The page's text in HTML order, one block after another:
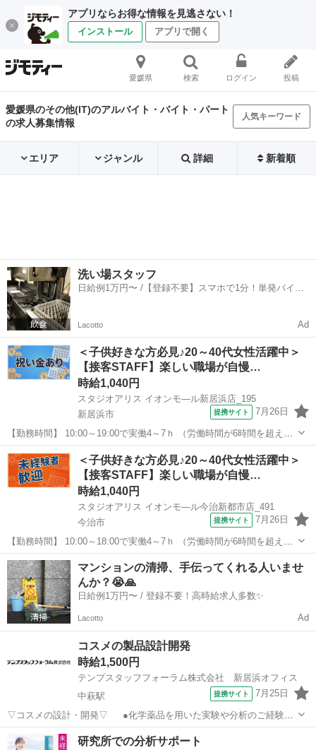
アプリならお得な情報を見逃さない！
インストール アプリで開く
愛媛県 検索 ログイン 投稿
愛媛県のその他(IT)のアルバイト・バイト・パート
の求人募集情報
人気キーワード
エリア ジャンル 詳細 新着順
洗い場スタッフ
日給例1万円〜 /【登録不要】スマホで1分！単発バイト
Lacotto Ad
＜子供好きな方必見♪20～40代女性活躍中＞
【接客STAFF】楽しい職場が自慢…
時給1,040円
スタジオアリス イオンモ—ル新居浜店_195
新居浜市
提携サイト 7月26日
【勤務時間】 10:00～19:00で実働4～7ｈ （労働時間が6時間を超えた
場合の休憩時間は法定通り） ◆土日含む週2日～・1日4ｈ～OK ◎残業
なし ◆シフトは毎月15日頃までに翌1ヵ月の 勤務不可日をスマホで
申告♪...
愛媛 新居浜市 その他
＜子供好きな方必見♪20～40代女性活躍中＞
【接客STAFF】楽しい職場が自慢…
時給1,040円
スタジオアリス イオンモ—ル今治新都市店_491
今治市
提携サイト 7月26日
【勤務時間】 10:00～18:00で実働4～7ｈ （労働時間が6時間を超えた
場合の休憩時間は法定通り） ◆土日含む週2日～・1日4ｈ～OK ◎残業
なし ◆シフトは毎月15日頃までに翌1ヵ月の 勤務不可日をスマホで
申告♪...
愛媛 今治市
マンションの清掃、手伝ってくれる人いませ
んか？😭🙏
日給例1万円〜 / 登録不要！高時給求人多数✨
Lacotto Ad
コスメの製品設計開発
時給1,500円
テンプスタッフフォーラム株式会社 新居浜オフィス
中萩駅
提携サイト 7月25日
▽コスメの設計・開発▽ ●化学薬品を用いた実験や分析のご経験が
ある方、知識が豊富な方歓迎！ ●正社員につながるチャンス！派遣期
間中も高時給の1500円！★【WEB面談実施中】おうちで気軽に登録♪
新居浜市 中萩駅 その他
研究所での分析サポート